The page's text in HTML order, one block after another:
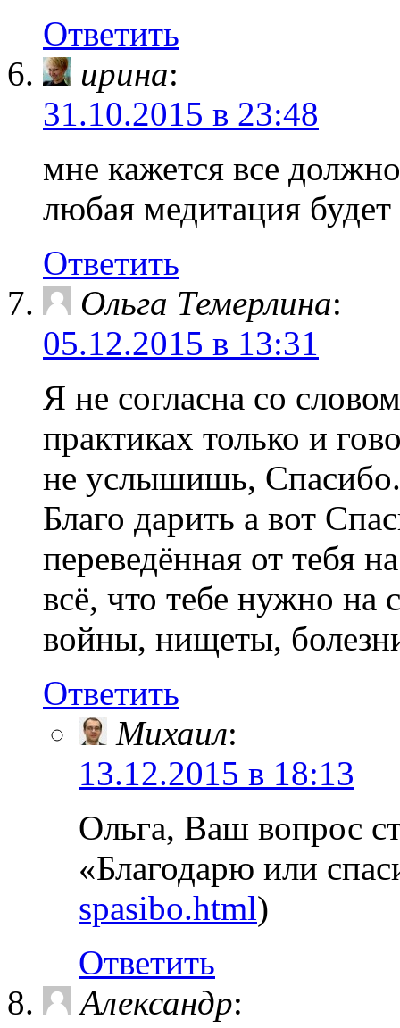
Ответить
ирина:
31.10.2015 в 23:48
мне кажется все
любая медитация
Ответить
Ольга Темерлина:
05.12.2015 в 13:31
Я не согласна со
практиках только и
не услышишь,
Благо дарить а вот
переведённая от тебя
всё, что тебе нужно на
войны, нищеты,
Ответить
Михаил:
13.12.2015 в 18:13
Ольга, Ваш вопрос
«Благодарю или
spasibo.html)
Ответить
Александр: